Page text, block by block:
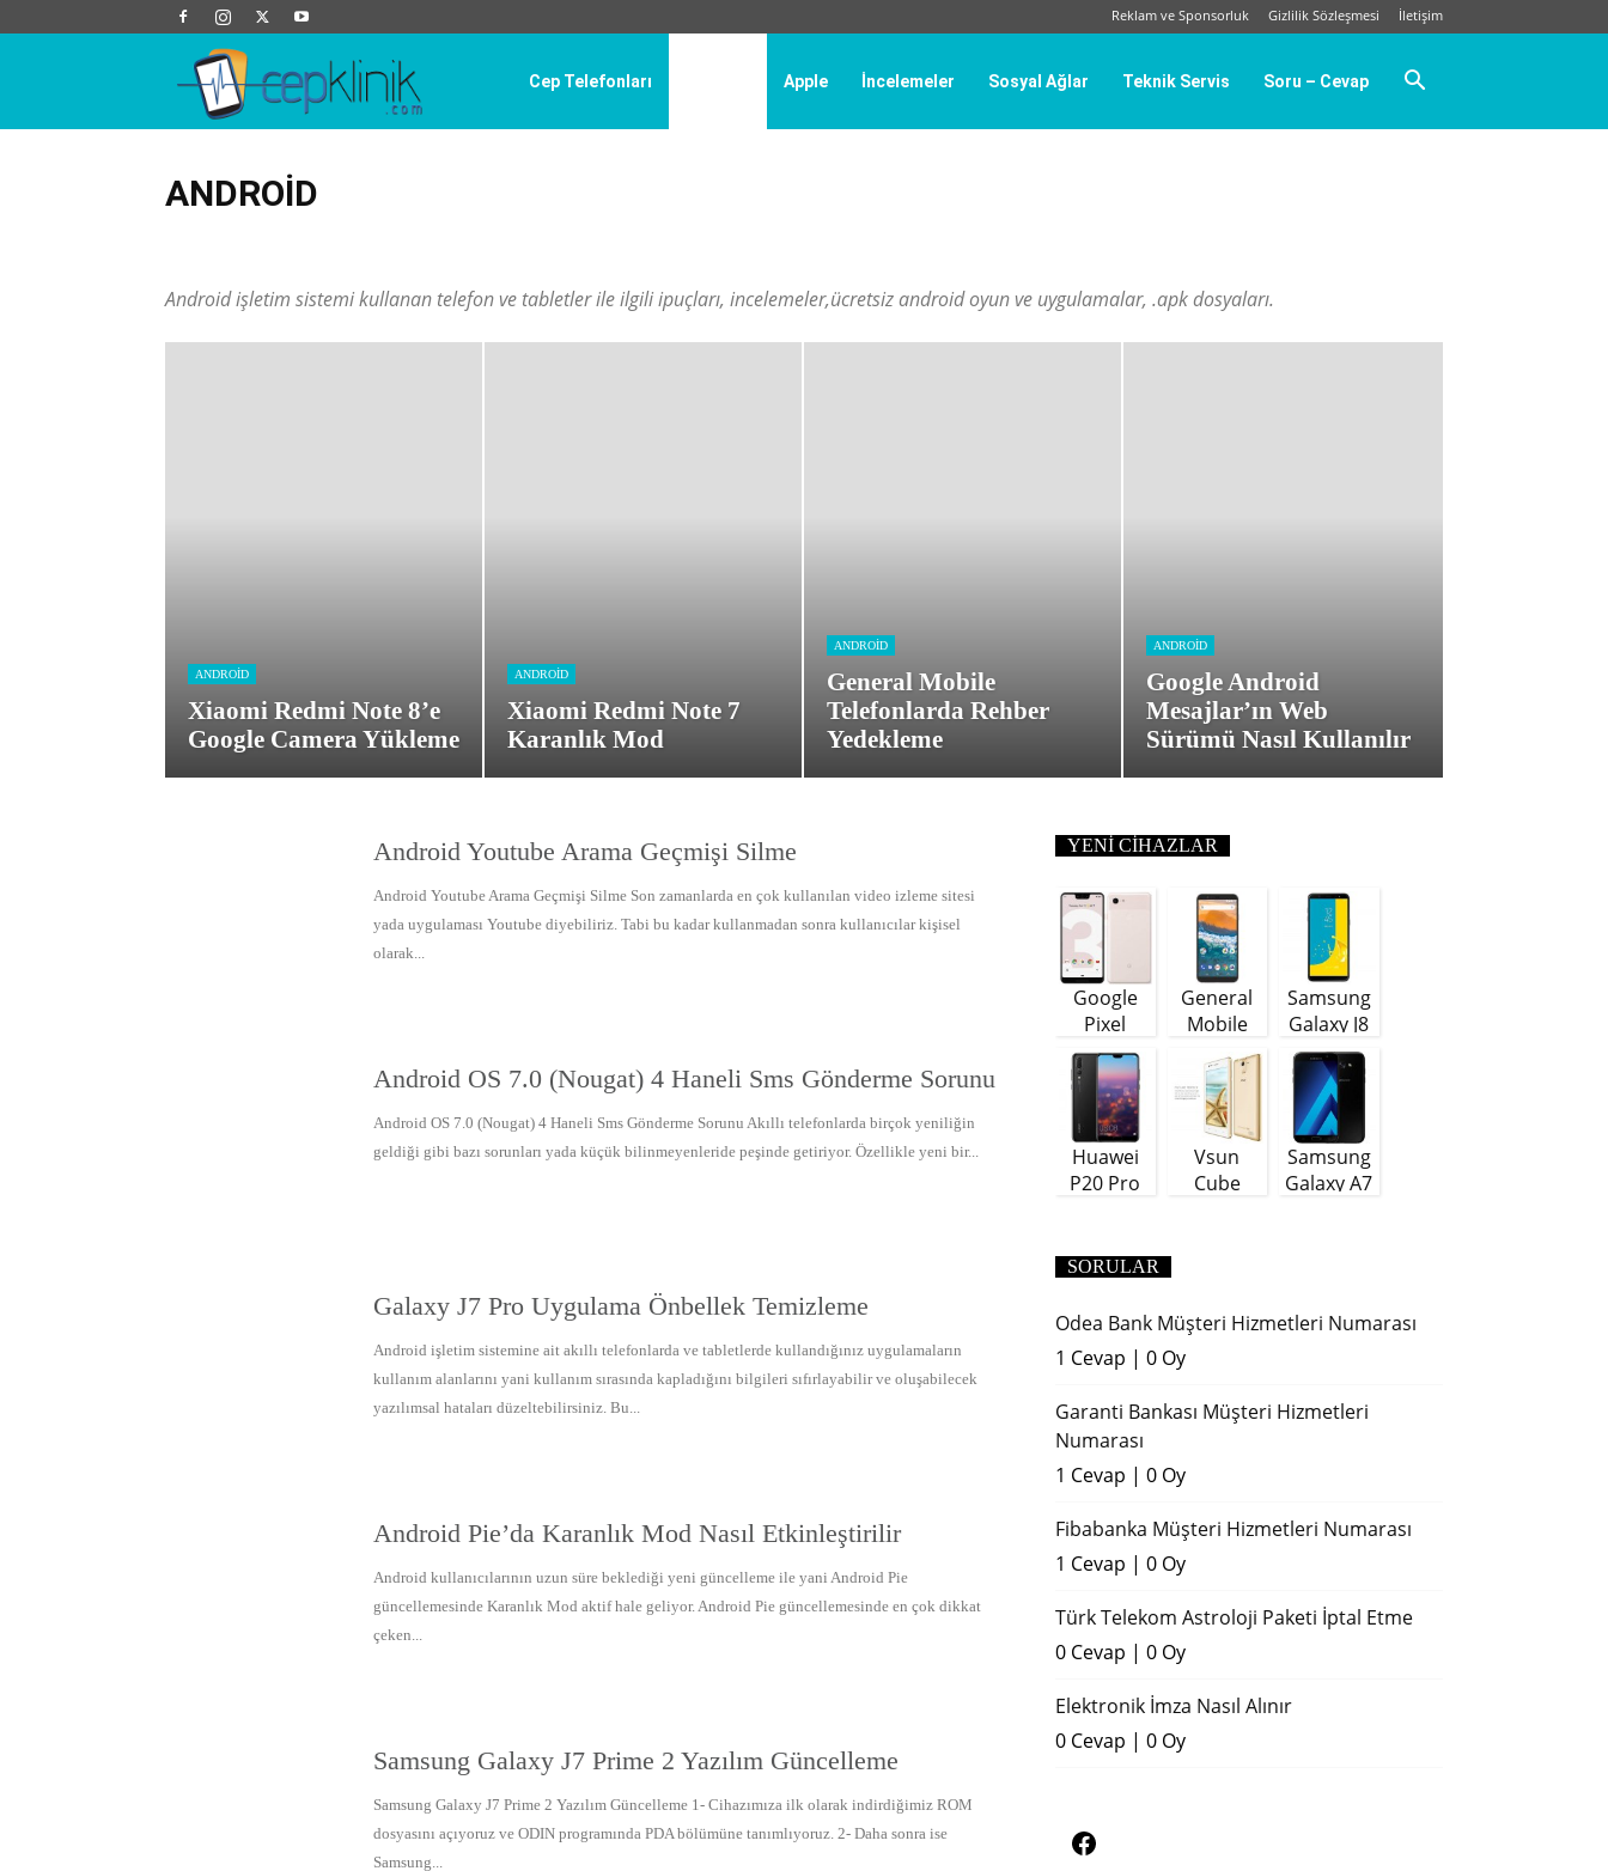
Reklam ve Sponsorluk Gizlilik Sözleşmesi İletişim
Cep Telefonları Apple İncelemeler Sosyal Ağlar Teknik Servis Soru – Cevap
ANDROID
Android işletim sistemi kullanan telefon ve tabletler ile ilgili ipuçları, incelemeler,ücretsiz android oyun ve uygulamalar, .apk dosyaları.
ANDROID
Xiaomi Redmi Note 8’e
Google Camera Yükleme
ANDROID
Xiaomi Redmi Note 7
Karanlık Mod
ANDROID
General Mobile
Telefonlarda Rehber
Yedekleme
ANDROID
Google Android
Mesajlar’ın Web
Sürümü Nasıl Kullanılır
Android Youtube Arama Geçmişi Silme
Android Youtube Arama Geçmişi Silme Son zamanlarda en çok kullanılan video izleme sitesi
yada uygulaması Youtube diyebiliriz. Tabi bu kadar kullanmadan sonra kullanıcılar kişisel
olarak...
Android OS 7.0 (Nougat) 4 Haneli Sms Gönderme Sorunu
Android OS 7.0 (Nougat) 4 Haneli Sms Gönderme Sorunu Akıllı telefonlarda birçok yeniliğin
geldiği gibi bazı sorunları yada küçük bilinmeyenleride peşinde getiriyor. Özellikle yeni bir...
Galaxy J7 Pro Uygulama Önbellek Temizleme
Android işletim sistemine ait akıllı telefonlarda ve tabletlerde kullandığınız uygulamaların
kullanım alanlarını yani kullanım sırasında kapladığını bilgileri sıfırlayabilir ve oluşabilecek
yazılımsal hataları düzeltebilirsiniz. Bu...
Android Pie’da Karanlık Mod Nasıl Etkinleştirilir
Android kullanıcılarının uzun süre beklediği yeni güncelleme ile yani Android Pie
güncellemesinde Karanlık Mod aktif hale geliyor. Android Pie güncellemesinde en çok dikkat
çeken...
Samsung Galaxy J7 Prime 2 Yazılım Güncelleme
Samsung Galaxy J7 Prime 2 Yazılım Güncelleme 1- Cihazımıza ilk olarak indirdiğimiz ROM
dosyasını açıyoruz ve ODIN programında PDA bölümüne tanımlıyoruz. 2- Daha sonra ise
Samsung...
YENI CIHAZLAR
Google
Pixel
General
Mobile
GM9 Plus
Samsung
Galaxy J8
(64 GB)
Huawei
P20 Pro
Vsun
Cube
Samsung
Galaxy A7
SORULAR
Odea Bank Müşteri Hizmetleri Numarası
1 Cevap | 0 Oy
Garanti Bankası Müşteri Hizmetleri
Numarası
1 Cevap | 0 Oy
Fibabanka Müşteri Hizmetleri Numarası
1 Cevap | 0 Oy
Türk Telekom Astroloji Paketi İptal Etme
0 Cevap | 0 Oy
Elektronik İmza Nasıl Alınır
0 Cevap | 0 Oy